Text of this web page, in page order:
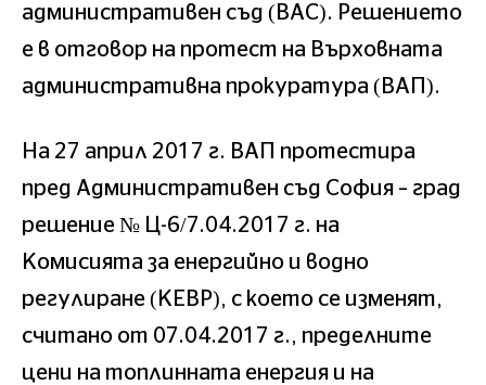
административен съд (ВАС). Решението
е в отговор на протест на Върховната
административна прокуратура (ВАП).
На 27 април 2017 г. ВАП протестира
пред Административен съд София – град
решение № Ц-6/7.04.2017 г. на
Комисията за енергийно и водно
регулиране (КЕВР), с което се изменят,
считано от 07.04.2017 г., пределните
цени на топлинната енергия и на